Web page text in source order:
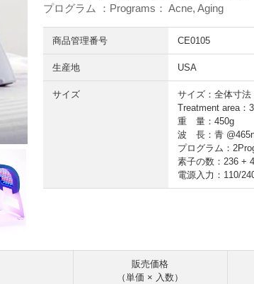
プログラム ：Programs： Acne, Aging
商品管理番号 CE0105
生産地 USA
サイズ
サイズ：全体寸法
Treatment area：
重 量：450g
波 長：青
プログラム：
素子の数：236 +
電源入力：110/
販売価格
（単価 × 入数）